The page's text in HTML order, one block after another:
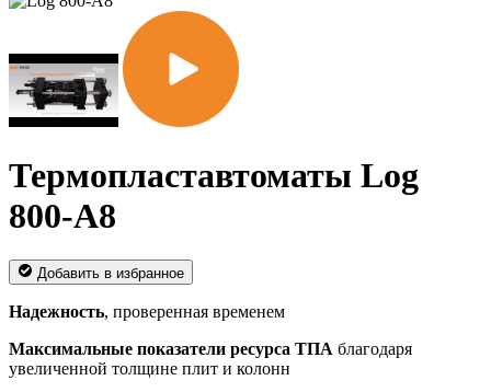
Термопластавтоматы Log
800-A8
Добавить в избранное
Надежность, проверенная временем
Максимальные показатели ресурса ТПА благодаря
увеличенной толщине плит и колонн